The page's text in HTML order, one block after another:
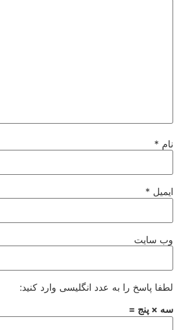
نام *
ایمیل *
وب‌ سایت
لطفا پاسخ را به عدد انگلیسی وارد کنید:
سه × پنج =